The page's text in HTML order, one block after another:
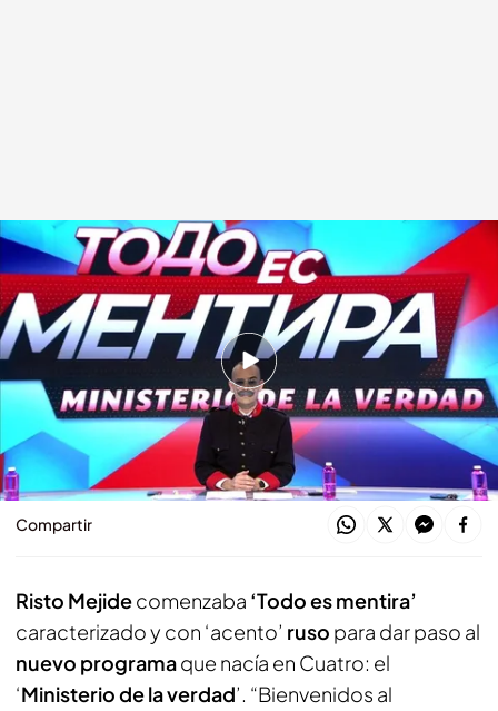
Risto Mejide, presentador 'Todo es mentira'
Todo es mentira
09 NOV 2020 - 16:37h.
Castelo bromea con el cambio: “¡Somos
funcionarios! ¡Toma!¡Nos han subido el
sueldo!”
Compartir
Risto Mejidecomenzaba ‘Todo es mentira’
caracterizado y con ‘acento’ ruso para dar paso al
nuevo programaque nacía en Cuatro: el
‘Ministerio de la verdad’. “Bienvenidos al